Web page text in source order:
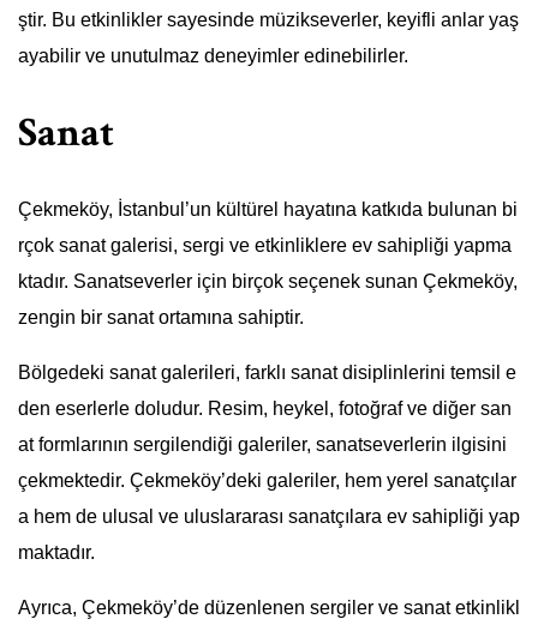
ştir. Bu etkinlikler sayesinde müzikseverler, keyifli anlar yaş
ayabilir ve unutulmaz deneyimler edinebilirler.
Sanat
Çekmeköy, İstanbul’un kültürel hayatına katkıda bulunan bi
rçok sanat galerisi, sergi ve etkinliklere ev sahipliği yapma
ktadır. Sanatseverler için birçok seçenek sunan Çekmeköy,
zengin bir sanat ortamına sahiptir.
Bölgedeki sanat galerileri, farklı sanat disiplinlerini temsil e
den eserlerle doludur. Resim, heykel, fotoğraf ve diğer san
at formlarının sergilendiği galeriler, sanatseverlerin ilgisini
çekmektedir. Çekmeköy’deki galeriler, hem yerel sanatçılar
a hem de ulusal ve uluslararası sanatçılara ev sahipliği yap
maktadır.
Ayrıca, Çekmeköy’de düzenlenen sergiler ve sanat etkinlikl